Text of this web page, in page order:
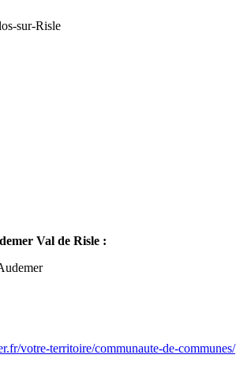
sur-Risle
Val de Risle :
votre-territoire/communaute-de-communes/